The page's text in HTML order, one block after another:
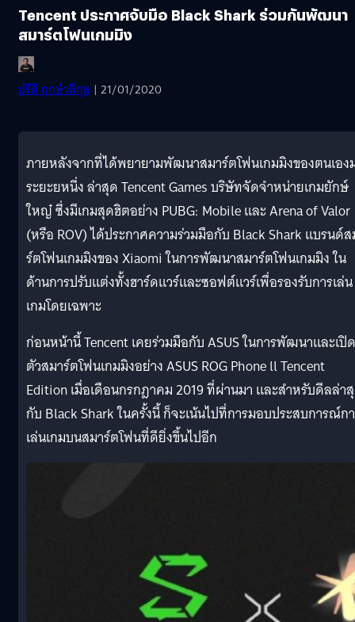
Tencent ประกาศจับมือ Black Shark ร่วมกันพัฒนา
สมาร์ตโฟนเกมมิง
ปรีดี ฤกษ์วลีกุล | 21/01/2020
ภายหลังจากที่ได้พยายามพัฒนาสมาร์ตโฟนเกมมิงของตนเอง
ระยะยหนึ่ง ล่าสุด Tencent Games บริษัทจัดจำหน่ายเกมยักษ์
ใหญ๋ ซึ่งมีเกมสุดฮิตอย่าง PUBG: Mobile และ Arena of Valor
(หรือ ROV) ได้ประกาศความร่วมมือกับ Black Shark แบรนด์
ร์ตโฟนเกมมิงของ Xiaomi ในการพัฒนาสมาร์ตโฟนเกมมิง ใน
ด้านการปรับแต่งทั้งฮาร์ดแวร์และซอฟต์แวร์เพื่อรองรับการเล่น
เกมโดยเฉพาะ
ก่อนหน้านี้ Tencent เคยร่วมมือกับ ASUS ในการพัฒนาและเปิด
ตัวสมาร์ตโฟนเกมมิงอย่าง ASUS ROG Phone ll Tencent
Edition เมื่อเดือนกรกฎาคม 2019 ที่ผ่านมา และสำหรับดีลล่า
กับ Black Shark ในครั้งนี้ ก็จะเน้นไปที่การมอบประสบการณ์ก
เล่นเกมบนสมาร์ตโฟนที่ดียิ่งขึ้นไปอีก